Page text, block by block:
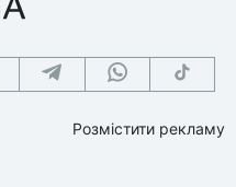
Розмістити рекламу